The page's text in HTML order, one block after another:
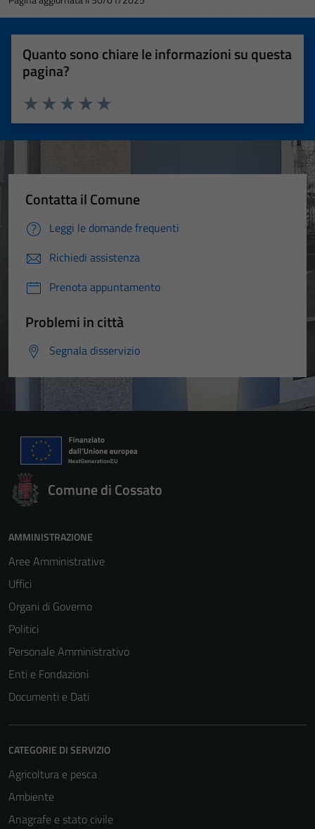
Quanto sono chiare le informazioni su questa
pagina?
Valuta 5 stelle su 5
Valuta 4 stelle su 5
Valuta 3 stelle su 5
Valuta 2 stelle su 5
Valuta 1 stelle su 5
Contatta il Comune
Leggi le domande frequenti
Richiedi assistenza
Prenota appuntamento
Problemi in città
Segnala disservizio
Comune di Cossato
AMMINISTRAZIONE
Aree Amministrative
Uffici
Organi di Governo
Politici
Personale Amministrativo
Enti e Fondazioni
Documenti e Dati
CATEGORIE DI SERVIZIO
Agricoltura e pesca
Ambiente
Anagrafe e stato civile